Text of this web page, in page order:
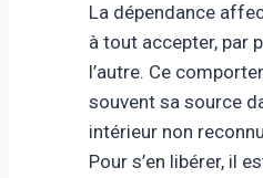
La dépendance
à tout accepter, par
l’autre. Ce
souvent sa source
intérieur non
Pour s’en libérer, il